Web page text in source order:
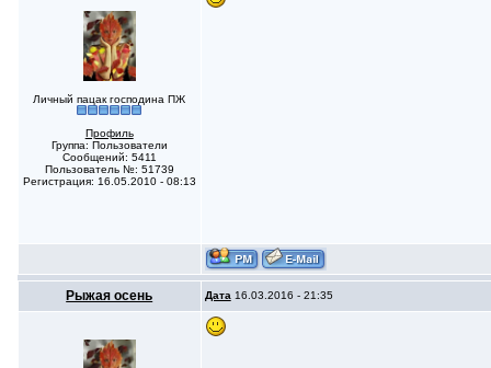
Личный пацак господина ПЖ
Профиль
Группа: Пользователи
Сообщений: 5411
Пользователь №: 51739
Регистрация: 16.05.2010 - 08:13
Рыжая осень Дата 16.03.2016 - 21:35